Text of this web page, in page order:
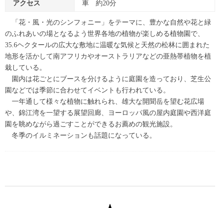
アクセス 車 約20分
「花・風・光のシンフォニー」をテーマに、豊かな自然や花と緑
のふれあいの場となるよう世界各地の植物が楽しめる植物園で、
35.6ヘクタールの広大な敷地に温暖な気候と天然の松林に囲まれた
地形を活かして南アフリカやオーストラリアなどの亜熱帯植物を植
栽している。
園内は花ごとにブースを分けるように庭園を造っており、芝生公
園などでは季節に合わせてイベントも行われている。
一年通して様々な植物に触れられ、雄大な開聞岳を望む花広場
や、錦江湾を一望する展望回廊、ヨーロッパ風の屋内庭園や西洋庭
園を眺めながら過ごすことができるお薦めの観光施設。
冬季のイルミネーションも話題になっている。